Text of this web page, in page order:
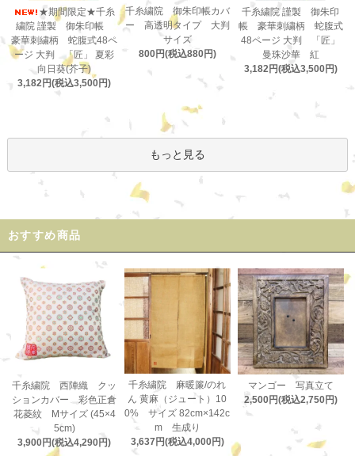
★期間限定★千糸
繍院 謹製 御朱印帳
豪華刺繍柄 蛇腹式48ペ
ージ 大判 「匠」 夏彩
向日葵(芥子)
3,182円(税込3,500円)
千糸繍院 御朱印帳カバ
ー 高透明タイプ 大判
サイズ
800円(税込880円)
千糸繍院 謹製 御朱印
帳 豪華刺繍柄 蛇腹式
48ページ 大判 「匠」
曼珠沙華 紅
3,182円(税込3,500円)
もっと見る
おすすめ商品
千糸繍院 西陣織 クッ
ションカバー 彩色正倉
花菱紋 Mサイズ (45×4
5cm)
3,900円(税込4,290円)
千糸繍院 麻暖簾/のれ
ん 黄麻（ジュート）10
0% サイズ 82cm×142c
m 生成り
3,637円(税込4,000円)
マンゴー 写真立て
2,500円(税込2,750円)